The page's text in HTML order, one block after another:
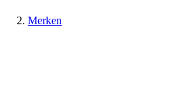
Merken